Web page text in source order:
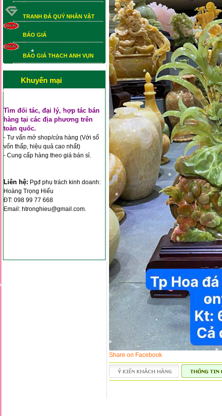
TRANH ĐÁ QUÝ NHÂN VẬT
BÁO GIÁ
BÁO GIÁ THẠCH ANH VỤN
BÁO GIÁ THẠCH ANH VỤN
Khuyến mại
Tìm đối tác, đại lý, hợp tác bán
hàng tại các địa phương trên
toàn quốc.
- Tư vấn mở shop/cửa hàng (Với số
vốn thấp, hiệu quả cao nhất)
- Cung cấp hàng theo giá bán sỉ.
Liên hệ: Pgđ phụ trách kinh doanh:
Hoàng Trọng Hiếu
ĐT: 098 99 77 668
Email: htronghieu@gmail.com.
Share on Facebook
*
*
*
*
*
*
*
*
*
*
*
*
*